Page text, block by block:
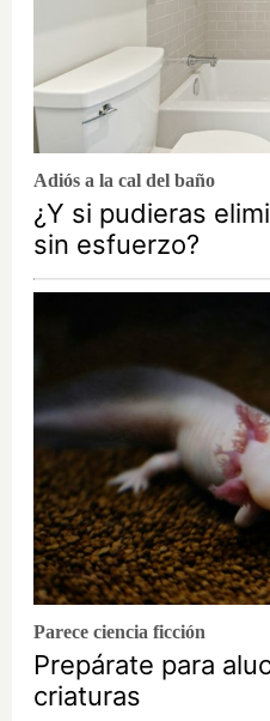
Adiós a la cal del baño
¿Y si pudieras
sin esfuerzo?
Parece ciencia ficción
Prepárate para
criaturas